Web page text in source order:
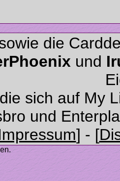
die
und
sich auf My